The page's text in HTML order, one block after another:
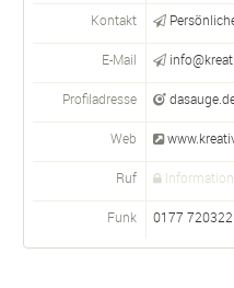
Kontakt
E-Mail
Profiladresse
Web
Ruf
Funk 0177